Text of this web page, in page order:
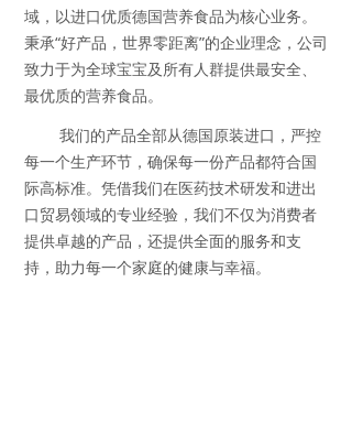
域，以进口优质德国营养食品为核心业务。
秉承“好产品，世界零距离”的企业理念，公司
致力于为全球宝宝及所有人群提供最安全、
最优质的营养食品。
我们的产品全部从德国原装进口，严控
每一个生产环节，确保每一份产品都符合国
际高标准。凭借我们在医药技术研发和进出
口贸易领域的专业经验，我们不仅为消费者
提供卓越的产品，还提供全面的服务和支
持，助力每一个家庭的健康与幸福。